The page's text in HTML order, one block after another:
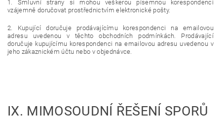
1. Smluvní strany si mohou veškerou písemnou korespondenci
vzájemně doručovat prostřednictvím elektronické pošty.
2. Kupující doručuje prodávajícímu korespondenci na emailovou
adresu uvedenou v těchto obchodních podmínkách. Prodávající
doručuje kupujícímu korespondenci na emailovou adresu uvedenou v
jeho zákaznickém účtu nebo v objednávce.
IX. MIMOSOUDNÍ ŘEŠENÍ SPORŮ